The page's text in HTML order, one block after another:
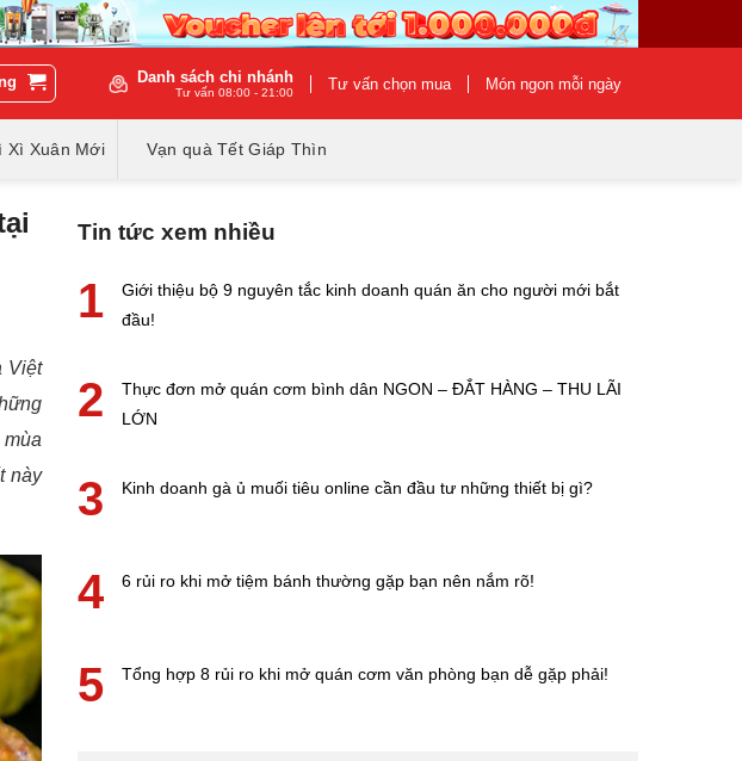
Danh sách chi nhánh
Tư vấn 08:00 - 21:00 Tư vấn chọn mua Món ngon mỗi ngày
Xì Xuân Mới Vạn quà Tết Giáp Thìn
Việt
này
Tin tức xem nhiều
1
Giới thiệu bộ 9 nguyên tắc kinh doanh quán ăn cho người mới bắt
đầu!
2
Thực đơn mở quán cơm bình dân NGON – ĐẮT HÀNG – THU LÃI
LỚN
3 Kinh doanh gà ủ muối tiêu online cần đầu tư những thiết bị gì?
4 6 rủi ro khi mở tiệm bánh thường gặp bạn nên nắm rõ!
5 Tổng hợp 8 rủi ro khi mở quán cơm văn phòng bạn dễ gặp phải!